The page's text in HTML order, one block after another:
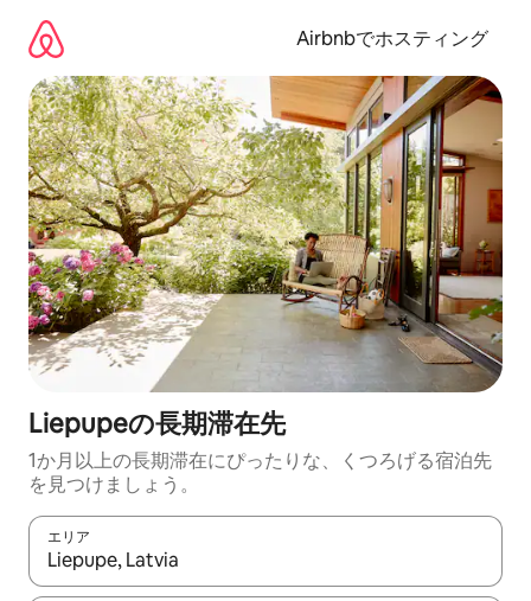
Airbnbでホスティング
Liepupeの長期滞在先
1か月以上の長期滞在にぴったりな、くつろげる宿泊先
を見つけましょう。
エリア
検索結果が表示されたら、上下の矢印キーを使って移動するか